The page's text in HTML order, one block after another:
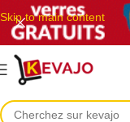
Skip to main content